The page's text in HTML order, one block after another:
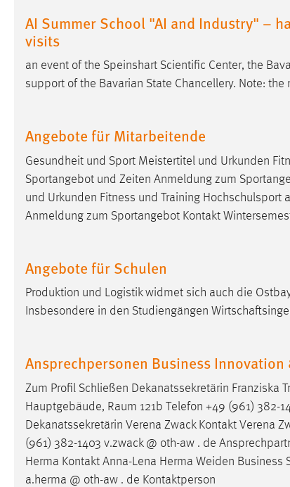
AI Summer School "AI and Industry" –
visits
an event of the Speinshart Scientific Center, the
support of the Bavarian State Chancellery. Note:
Angebote für Mitarbeitende
Gesundheit und Sport Meistertitel und Urkunden
Sportangebot und Zeiten Anmeldung zum
und Urkunden Fitness und Training Hochschulsport
Anmeldung zum Sportangebot Kontakt
Angebote für Schulen
Produktion und Logistik widmet sich auch die
Insbesondere in den Studiengängen
Ansprechpersonen Business
Zum Profil Schließen Dekanatssekretärin Franziska
Hauptgebäude, Raum 121b Telefon +49 (961)
Dekanatssekretärin Verena Zwack Kontakt Verena
(961) 382-1403 v.zwack @ oth-aw . de
Herma Kontakt Anna-Lena Herma Weiden Business
a.herma @ oth-aw . de Kontaktperson
Zweck:
Für performante Seitenauslieferung wird
in diesem Cookie gespeichert, ob man
Sprachpräferenz
Zweck:
Sprache der Website.
Cookie Laufzeit:
mibew_locale, mibew-chat-frame-style-
5e9dbeb1811c0446
Zweck:
Wird benötigt um die Chatfunktion
Cookie Laufzeit:
style-5e9dbeb1811c0446 =
Sitzungslaufzeit, mibew_locale = 3
Jahre, MIBEW_UserID = 1 Jahr
Login
Name: fe_user, be_user, be_lastLoginProvider